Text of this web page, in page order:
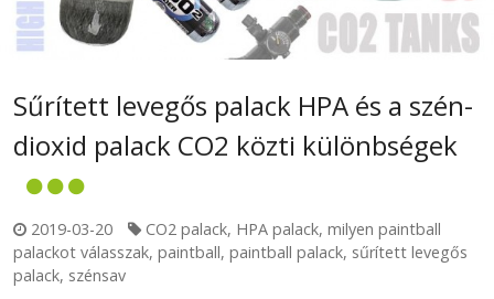
Sűrített levegős palack HPA és a szén-
dioxid palack CO2 közti különbségek
2019-03-20 CO2 palack, HPA palack,milyen paintball
palackot válasszak, paintball, paintball palack, sűrített levegős
palack, szénsav